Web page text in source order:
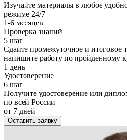
Изучайте материалы в любое
режиме 24/7
1-6 месяцев
Проверка знаний
5 шаг
Сдайте промежуточное и итоговое
напишите работу по пройденному
1 день
Удостоверение
6 шаг
Получите удостоверение или
по всей России
от 7 дней
Оставить заявку